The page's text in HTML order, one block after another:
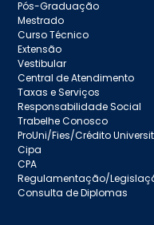
Pós-Graduação
Mestrado
Curso Técnico
Extensão
Vestibular
Central de Atendimento
Taxas e Serviços
Responsabilidade Social
Trabelhe Conosco
ProUni/Fies/Crédito
Cipa
CPA
Regulamentação/
Consulta de Diplomas